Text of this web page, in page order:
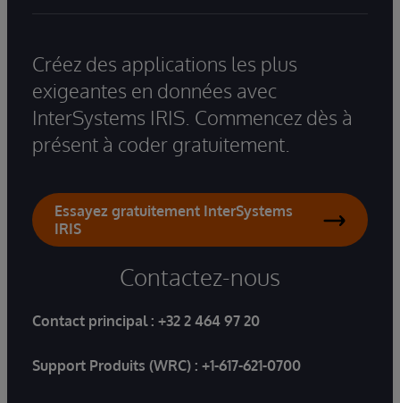
Créez des applications les plus
exigeantes en données avec
InterSystems IRIS. Commencez dès à
présent à coder gratuitement.
Essayez gratuitement InterSystems
IRIS
Contactez-nous
Contact principal : +32 2 464 97 20
Support Produits (WRC) : +1-617-621-0700